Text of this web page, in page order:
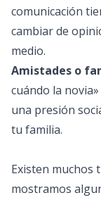
comunicación
cambiar de
medio.
Amistades o
cuándo la
una presión
tu familia.
Existen muchos
mostramos